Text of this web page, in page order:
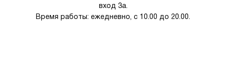
вход 3а.
Время работы: ежедневно, с 10.00 до 20.00.